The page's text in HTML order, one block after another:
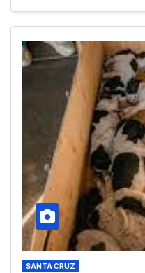
SANTA CRUZ